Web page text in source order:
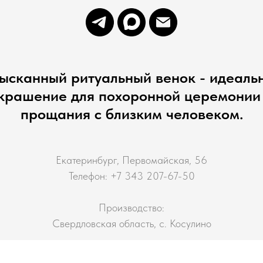
ритуальный венок -
для похоронной
прощания с близким человеком.
Екатеринбург, Первомайская, 56
Телефон: +7 343 207-67-50
Производство:
Свердловская область, с. Косулино